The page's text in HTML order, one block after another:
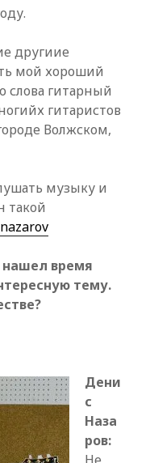
другиие
мой хороший
слова гитарный
гитаристов
Волжском,
музыку и
такой
нашел время
тему.
Дени
с
Наза
ров: